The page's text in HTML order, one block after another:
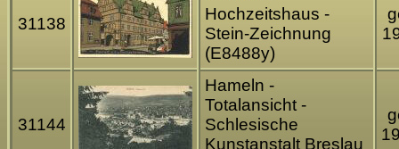
31138
Hochzeitshaus -
Stein-Zeichnung
(E8488y)
31144
Hameln -
Totalansicht -
Schlesische
Kunstanstalt Breslau